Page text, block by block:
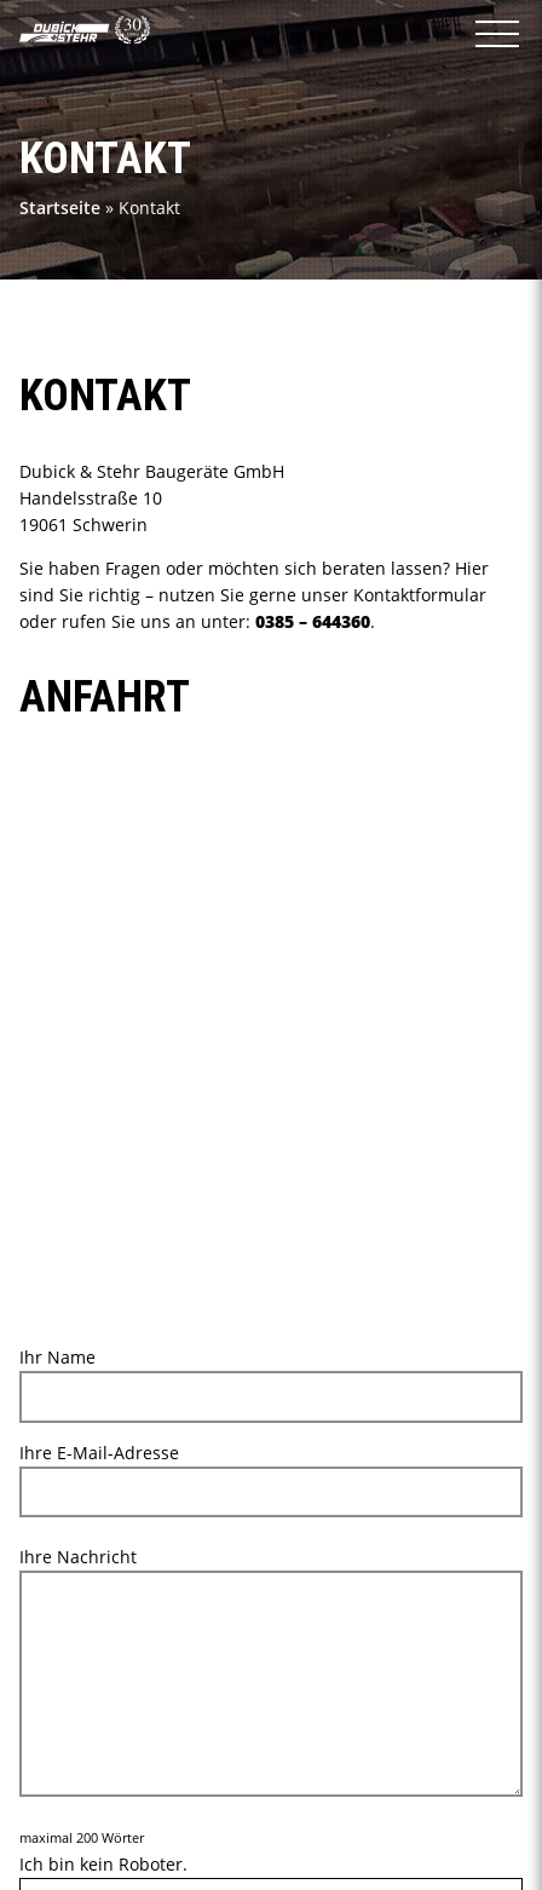
KONTAKT
Startseite» Kontakt
KONTAKT
Dubick & Stehr Baugeräte GmbH
Handelsstraße 10
19061 Schwerin
Sie haben Fragen oder möchten sich beraten lassen? Hier
sind Sie richtig – nutzen Sie gerne unser Kontaktformular
oder rufen Sie uns an unter: 0385 – 644360.
ANFAHRT
Ihr Name
Ihre E-Mail-Adresse
Ihre Nachricht
maximal 200 Wörter
Ich bin kein Roboter.